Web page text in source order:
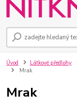
Úvod Látkové předlohy
Mrak
Mrak